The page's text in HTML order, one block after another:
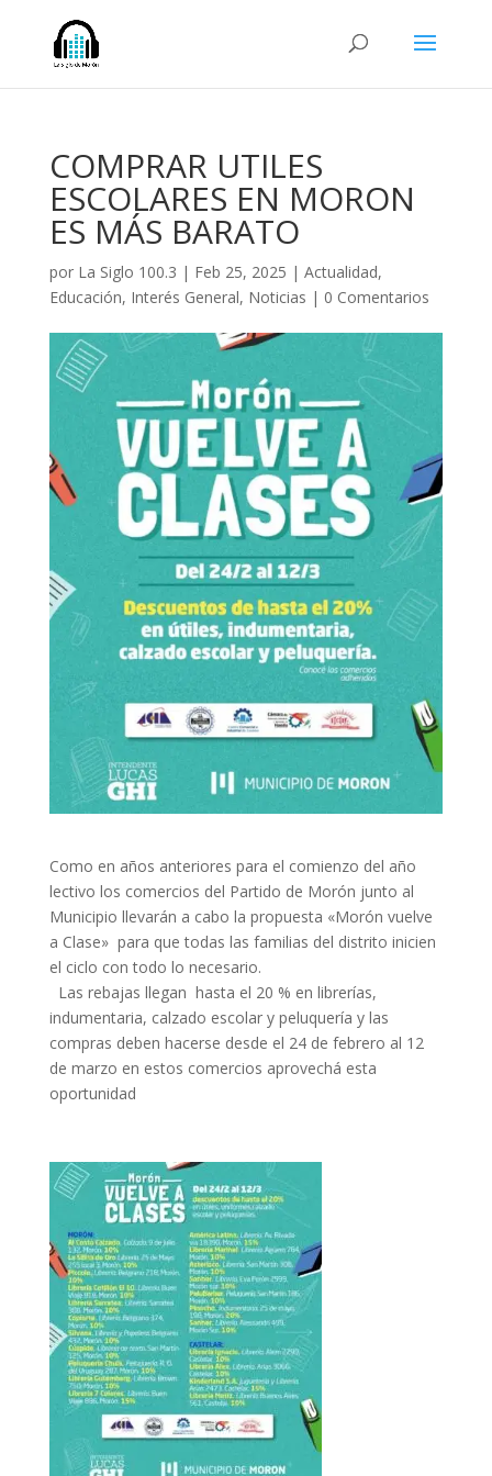
COMPRAR UTILES
ESCOLARES EN MORON
ES MÁS BARATO
por La Siglo 100.3 | Feb 25, 2025 | Actualidad,
Educación, Interés General, Noticias | 0 Comentarios
Como en años anteriores para el comienzo del año
lectivo los comercios del Partido de Morón junto al
Municipio llevarán a cabo la propuesta «Morón vuelve
a Clase» para que todas las familias del distrito inicien
el ciclo con todo lo necesario.
Las rebajas llegan hasta el 20 % en librerías,
indumentaria, calzado escolar y peluquería y las
compras deben hacerse desde el 24 de febrero al 12
de marzo en estos comercios aprovechá esta
oportunidad